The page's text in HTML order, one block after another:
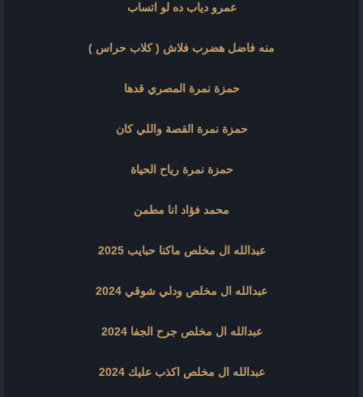
عمرو دياب ده لو اتساب
منه فاضل هضرب فلاش ( كلاب حراس )
حمزة نمرة المصري قدها
حمزة نمرة القصة واللي كان
حمزة نمرة رياح الحياة
محمد فؤاد انا مطمن
عبدالله ال مخلص ماكنا حبايب 2025
عبدالله ال مخلص ودلي شوقي 2024
عبدالله ال مخلص جرح الجفا 2024
عبدالله ال مخلص اكذب عليك 2024